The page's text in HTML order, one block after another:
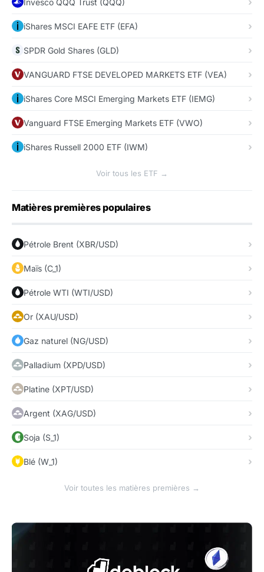
iShares MSCI EAFE ETF (EFA)
SPDR Gold Shares (GLD)
VANGUARD FTSE DEVELOPED MARKETS ETF (VEA)
iShares Core MSCI Emerging Markets ETF (IEMG)
Vanguard FTSE Emerging Markets ETF (VWO)
iShares Russell 2000 ETF (IWM)
Voir tous les ETF →
Matières premières populaires
Pétrole Brent (XBR/USD)
Maïs (C_1)
Pétrole WTI (WTI/USD)
Or (XAU/USD)
Gaz naturel (NG/USD)
Palladium (XPD/USD)
Platine (XPT/USD)
Argent (XAG/USD)
Soja (S_1)
Blé (W_1)
Voir toutes les matières premières →